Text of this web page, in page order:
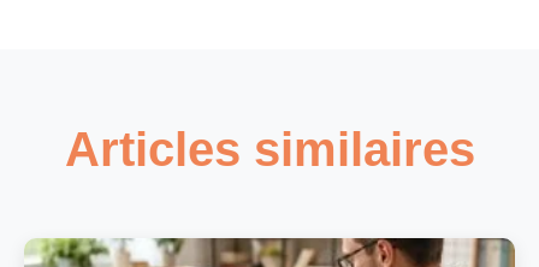
Articles similaires